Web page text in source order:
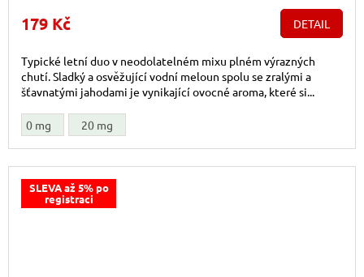
179 Kč DETAIL
Typické letní duo v neodolatelném mixu plném výrazných
chutí. Sladký a osvěžující vodní meloun spolu se zralými a
šťavnatými jahodami je vynikající ovocné aroma, které si...
0 mg 20 mg
SLEVA až 5% po
registraci